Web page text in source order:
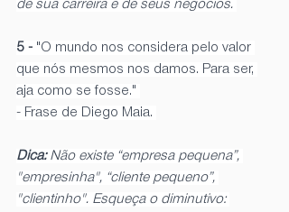
de sua carreira e de seus negócios.
5 - "O mundo nos considera pelo valor
que nós mesmos nos damos. Para ser,
aja como se fosse."
- Frase de Diego Maia.
Dica: Não existe “empresa pequena”,
"empresinha", “cliente pequeno”,
"clientinho". Esqueça o diminutivo: